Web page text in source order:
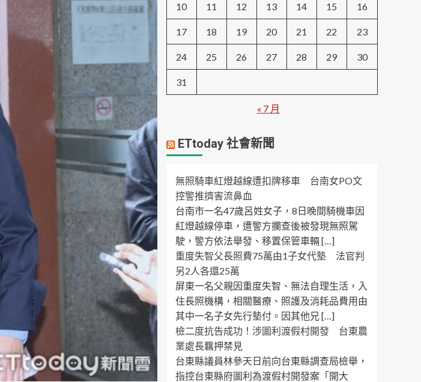
10 11 12 13 14 15 16
17 18 19 20 21 22 23
24 25 26 27 28 29 30
31
« 7 月
ETtoday 社會新聞
無照騎車紅燈越線遭扣牌移車 台南女PO文
控警推擠害流鼻血
台南市一名47歲呂姓女子，8日晚間騎機車因
紅燈越線停車，遭警方攔查後被發現無照駕
駛，警方依法舉發、移置保管車輛 […]
重度失智父長照費75萬由1子女代墊 法官判
另2人各還25萬
屏東一名父親因重度失智、無法自理生活，入
住長照機構，相關醫療、照護及消耗品費用由
其中一名子女先行墊付。因其他兄 […]
檢二度抗告成功！涉圖利渡假村開發 台東農
業處長羈押禁見
台東縣議員林參天日前向台東縣調查局檢舉，
指控台東縣府圖利為渡假村開發案「開大